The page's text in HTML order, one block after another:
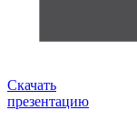
Скачать
презентацию